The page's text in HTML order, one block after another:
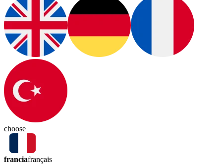
choose
franciafrançais